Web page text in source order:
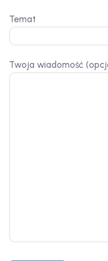
Temat
Twoja wiadomość